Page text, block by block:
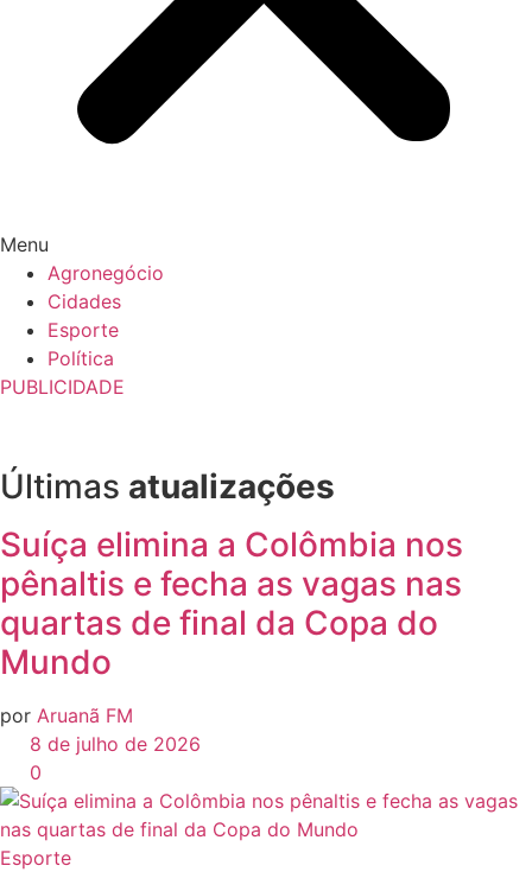
Menu
Agronegócio
Cidades
Esporte
Política
PUBLICIDADE
Últimas atualizações
Suíça elimina a Colômbia nos
pênaltis e fecha as vagas nas
quartas de final da Copa do
Mundo
por Aruanã FM
8 de julho de 2026
0
Esporte